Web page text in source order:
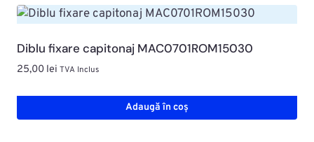
Diblu fixare capitonaj MAC0701ROM15030
25,00 lei TVA Inclus
Adaugă în coș